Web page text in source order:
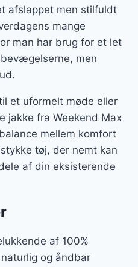
afslappet men stilfuldt
mange
man har brug for et let
men
et uformelt møde eller
jakke fra Weekend Max
mellem komfort
tøj, der nemt kan
af din eksisterende
af 100%
og åndbar